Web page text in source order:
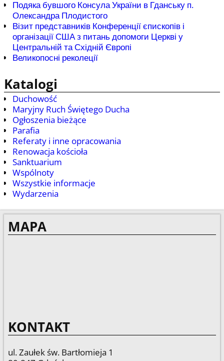
Подяка бувшого Консула України в Гданську п.
Олександра Плодистого
Візит представників Конференції єпископів і
організації США з питань допомоги Церкві у
Центральній та Східній Європі
Великопосні реколеції
Katalogi
Duchowość
Maryjny Ruch Świętego Ducha
Ogłoszenia bieżące
Parafia
Referaty i inne opracowania
Renowacja kościoła
Sanktuarium
Wspólnoty
Wszystkie informacje
Wydarzenia
MAPA
KONTAKT
ul. Zaułek św. Bartłomieja 1